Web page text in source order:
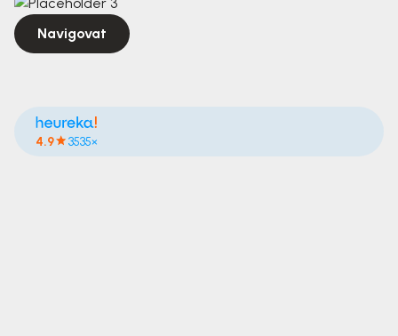
Navigovat
4.9 3535×